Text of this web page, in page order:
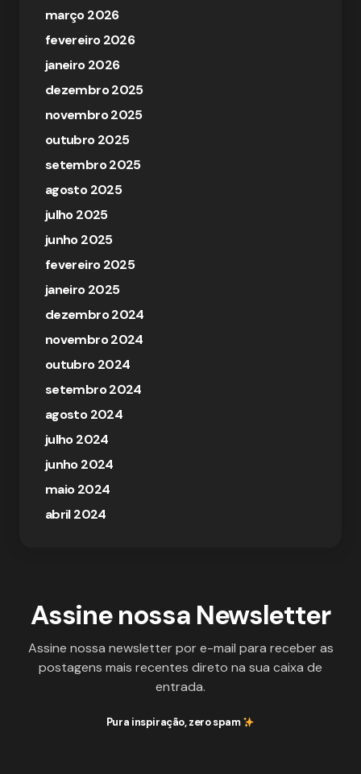
março 2026
fevereiro 2026
janeiro 2026
dezembro 2025
novembro 2025
outubro 2025
setembro 2025
agosto 2025
julho 2025
junho 2025
fevereiro 2025
janeiro 2025
dezembro 2024
novembro 2024
outubro 2024
setembro 2024
agosto 2024
julho 2024
junho 2024
maio 2024
abril 2024
Assine nossa Newsletter
Assine nossa newsletter por e-mail para receber as
postagens mais recentes direto na sua caixa de
entrada.
Pura inspiração, zero spam